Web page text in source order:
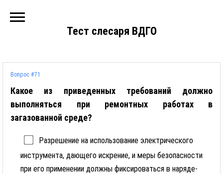
Тест слесаря ВДГО
Вопрос #71
Какое из приведенных требований должно
выполняться при ремонтных работах в
загазованной среде?
Разрешение на использование электрического
инструмента, дающего искрение, и меры безопасности
при его применении должны фиксироваться в наряде-